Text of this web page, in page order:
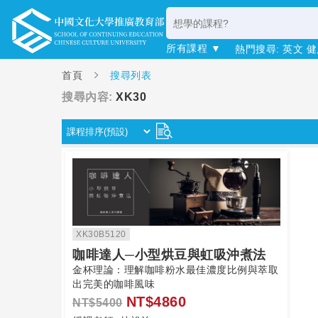
所有課程 ▼ 熱門搜尋: 英文
首頁 搜尋列表
搜尋內容: XK30
XK30B5120
咖啡達人─小型烘豆與虹吸沖煮法
金杯理論：理解咖啡粉水最佳濃度比例與萃取
出完美的咖啡風味
NT$5400 NT$4860